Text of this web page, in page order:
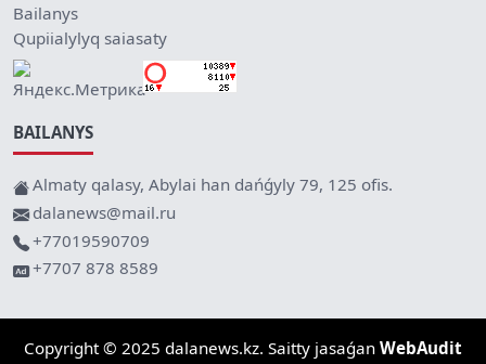
Bailanys
Qupiialylyq saiasaty
BAILANYS
Almaty qalasy, Abylai han dańǵyly 79, 125 ofis.
dalanews@mail.ru
+77019590709
+7707 878 8589
Copyright © 2025 dalanews.kz. Saitty jasaǵan WebAudit